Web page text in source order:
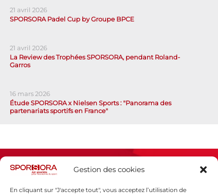
Gestion des cookies
En cliquant sur "J'accepte tout", vous acceptez l’utilisation de
21 avril 2026
SPORSORA Padel Cup by Groupe BPCE
21 avril 2026
La Review des Trophées SPORSORA, pendant Roland-
Garros
16 mars 2026
Étude SPORSORA x Nielsen Sports : "Panorama des
partenariats sportifs en France"